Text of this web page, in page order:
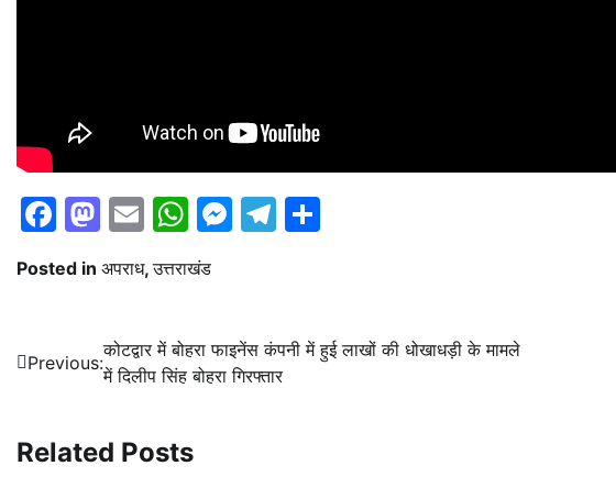
Facebook
Mastodon
EmailWhatsApp
Messenger
Telegram
Posted in अपराध,उत्तराखंड
Post
navigation
Previous:
कोटद्वार में बोहरा फाइनेंस कंपनी में हुई लाखों की धोखाधड़ी के मामले
में दिलीप सिंह बोहरा गिरफ्तार
Related Posts